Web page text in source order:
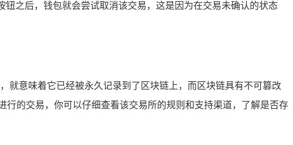
之后，钱包就会尝试取消该交易，这是因为在交易未确认的状态
就意味着它已经被永久记录到了区块链上，而区块链具有不可篡改
的交易，你可以仔细查看该交易所的规则和支持渠道，了解是否存